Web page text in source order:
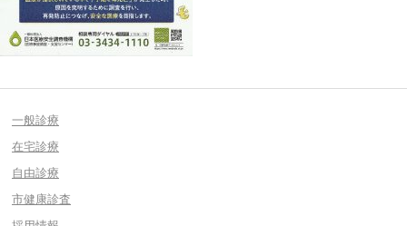
一般診療
在宅診療
自由診療
市健康診査